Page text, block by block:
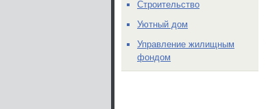
Строительство
Уютный дом
Управление жилищным
фондом